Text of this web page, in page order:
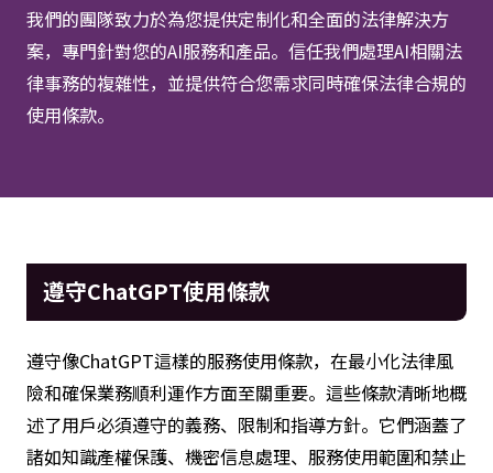
我們的團隊致力於為您提供定制化和全面的法律解決方
案，專門針對您的AI服務和產品。信任我們處理AI相關法
律事務的複雜性，並提供符合您需求同時確保法律合規的
使用條款。
遵守ChatGPT使用條款
遵守像ChatGPT這樣的服務使用條款，在最小化法律風
險和確保業務順利運作方面至關重要。這些條款清晰地概
述了用戶必須遵守的義務、限制和指導方針。它們涵蓋了
諸如知識產權保護、機密信息處理、服務使用範圍和禁止